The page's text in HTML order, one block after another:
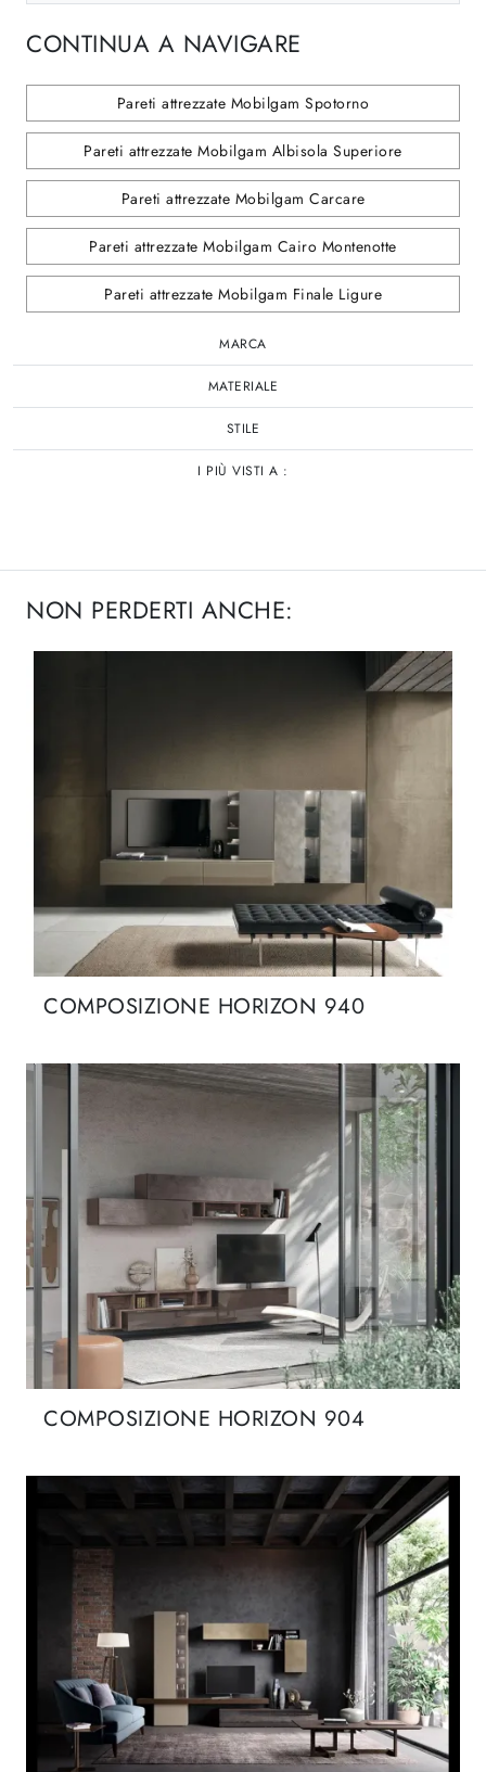
CONTINUA A NAVIGARE
Pareti attrezzate Mobilgam Spotorno
Pareti attrezzate Mobilgam Albisola Superiore
Pareti attrezzate Mobilgam Carcare
Pareti attrezzate Mobilgam Cairo Montenotte
Pareti attrezzate Mobilgam Finale Ligure
MARCA
MATERIALE
STILE
I PIÙ VISTI A :
NON PERDERTI ANCHE:
COMPOSIZIONE HORIZON 940
COMPOSIZIONE HORIZON 904